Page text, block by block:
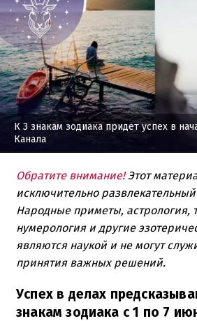
К 3 знакам зодиака придет успех в
Канала
Обратите внимание!Этот
исключительно
Народные приметы, астрология,
нумерология и другие
являются наукой и не могут
принятия важных решений.
Успех в делах
знакам зодиака с 1 по 7